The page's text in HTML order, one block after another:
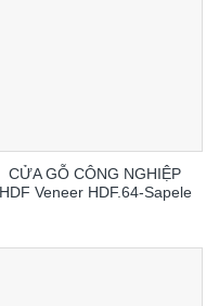
CỬA GỖ CÔNG NGHIỆP
HDF Veneer HDF.64-Sapele